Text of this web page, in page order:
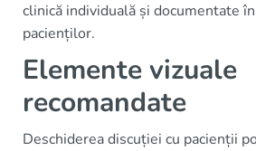
clinică individuală și documentate
pacienților.
Elemente vizuale
recomandate
Deschiderea discuției cu pacienții